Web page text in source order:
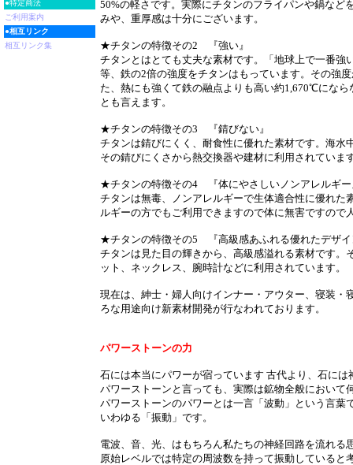
50%の軽さです。実際にチタンのフライパンや鍋など
みや、重厚感は十分にございます。
★チタンの特徴その2 『強い』
チタンとはとても丈夫な素材です。「地球上で一番
等、鉄の2倍の強度をチタンはもっています。その強
た、熱にも強くて鉄の融点よりも高い約1,670℃にな
とも言えます。
★チタンの特徴その3 『錆びない』
チタンは錆びにくく、耐食性に優れた素材です。海
その錆びにくさから熱交換器や建材に利用されていま
★チタンの特徴その4 『体にやさしいノンアレルギー
チタンは無毒、ノンアレルギーで生体適合性に優れ
ルギーの方でもご利用できますので体に無害ですの
★チタンの特徴その5 『高級感あふれる優れたデザイ
チタンは見た目の輝きから、高級感溢れる素材です
ット、ネックレス、腕時計などに利用されています。
現在は、紳士・婦人向けインナー・アウター、寝装
ろな用途向け新素材開発が行なわれております。
パワーストーンの力
石には本当にパワーが宿っています 古代より、石に
パワーストーンと言っても、実際は鉱物全般において
パワーストーンのパワーとは一言「波動」という言
いわゆる「振動」です。
電波、音、光、はもちろん私たちの神経回路を流れる
原始レベルでは特定の周波数を持って振動していると
●特定商法
ご利用案内
●相互リンク
相互リンク集